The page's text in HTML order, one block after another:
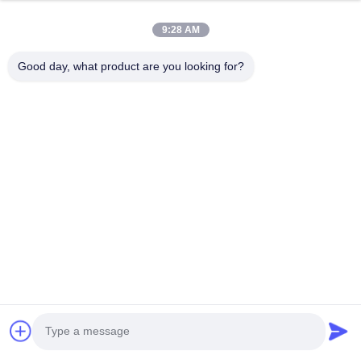
আমাদের সম্পর্কে
কারখানা ভ্রমণ
মান নিয়ন্ত্রণ
9:28 AM
Good day, what product are you looking for?